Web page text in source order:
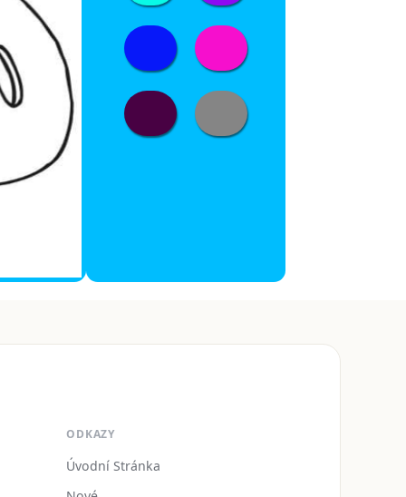
ODKAZY
Úvodní Stránka